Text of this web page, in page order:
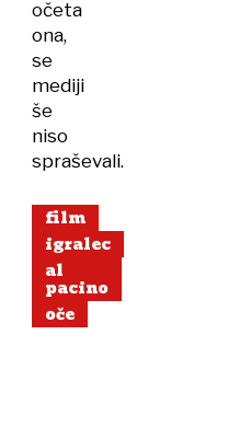
očeta
ona,
se
mediji
še
niso
spraševali.
film
igralec
al
pacino
oče